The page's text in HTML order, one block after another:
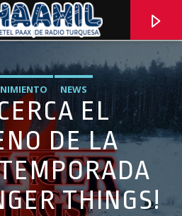
NEWS
EL
DE LA
THINGS!